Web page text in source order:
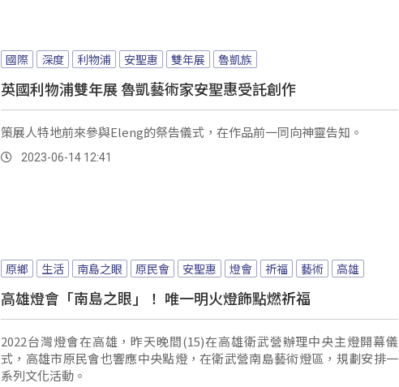
國際 深度 利物浦 安聖惠 雙年展 魯凱族
英國利物浦雙年展 魯凱藝術家安聖惠受託創作
策展人特地前來參與Eleng的祭告儀式，在作品前一同向神靈告知。
2023-06-14 12:41
原鄉 生活 南島之眼 原民會 安聖惠 燈會 祈福 藝術 高雄
高雄燈會「南島之眼」！ 唯一明火燈飾點燃祈福
2022台灣燈會在高雄，昨天晚間(15)在高雄衛武營辦理中央主燈開幕儀
式，高雄市原民會也響應中央點燈，在衛武營南島藝術燈區，規劃安排一
系列文化活動。